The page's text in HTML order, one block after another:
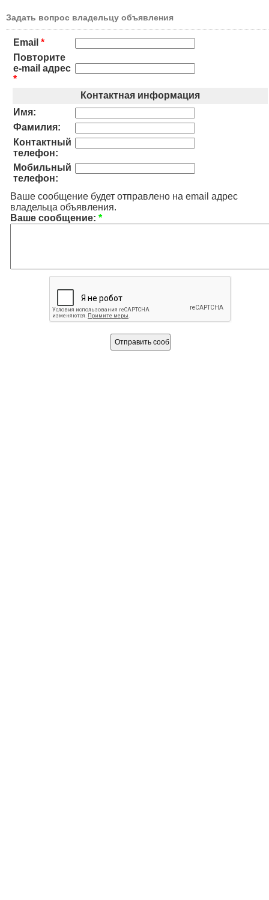
Задать вопрос владельцу объявления
Email *
Повторите
e-mail адрес
*
Контактная информация
Имя:
Фамилия:
Контактный
телефон:
Мобильный
телефон:
Ваше сообщение будет отправлено на email адрес
владельца объявления.
Ваше сообщение: *